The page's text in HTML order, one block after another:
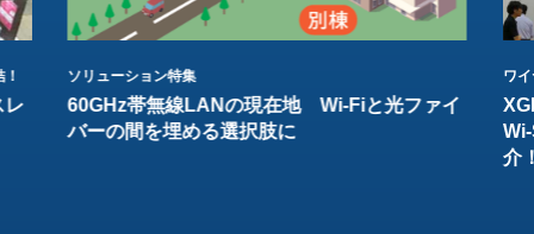
レ
ソリューション特集
60GHz帯無線LANの現在地 Wi-Fiと光ファイ
バーの間を埋める選択肢に
ワ
介